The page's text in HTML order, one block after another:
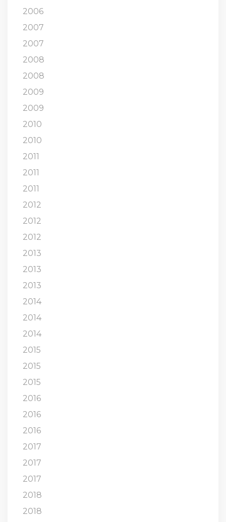
2006
2007
2007
2008
2008
2009
2009
2010
2010
2011
2011
2011
2012
2012
2012
2013
2013
2013
2014
2014
2014
2015
2015
2015
2016
2016
2016
2017
2017
2017
2018
2018